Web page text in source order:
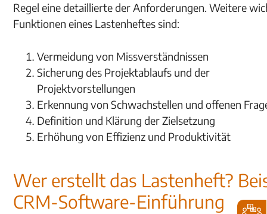
Regel eine detaillierte der Anforderungen. Weitere
Funktionen eines Lastenheftes sind:
Vermeidung von Missverständnissen
Sicherung des Projektablaufs und der
Projektvorstellungen
Erkennung von Schwachstellen und offenen
Definition und Klärung der Zielsetzung
Erhöhung von Effizienz und Produktivität
Wer erstellt das Lastenheft?
CRM-Software-Einführung